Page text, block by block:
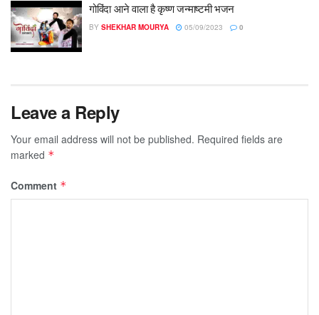
गोविंदा आने वाला है कृष्ण जन्माष्टमी भजन
BY SHEKHAR MOURYA 05/09/2023 0
Leave a Reply
Your email address will not be published. Required fields are
marked *
Comment *